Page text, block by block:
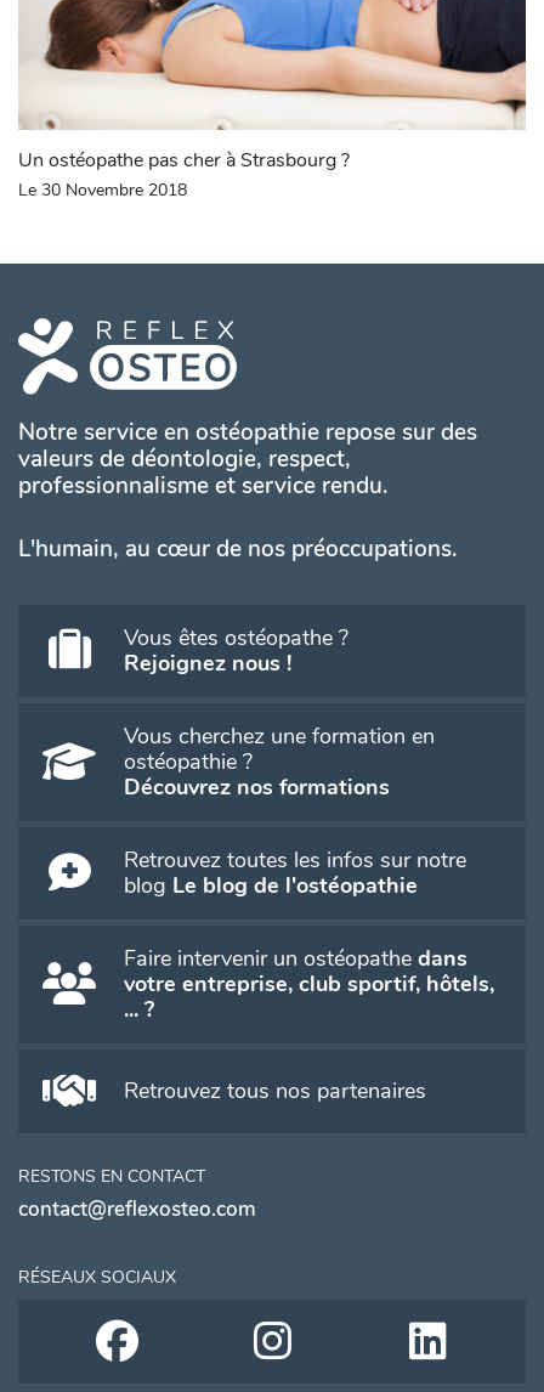
Un ostéopathe pas cher à Strasbourg ?
Le 30 Novembre 2018
Notre service en ostéopathie repose sur des
valeurs de déontologie, respect,
professionnalisme et service rendu.
L'humain, au cœur de nos préoccupations.
Vous êtes ostéopathe ?
Rejoignez nous !
Vous cherchez une formation en
ostéopathie ?
Découvrez nos formations
Retrouvez toutes les infos sur notre
blog Le blog de l'ostéopathie
Faire intervenir un ostéopathe dans
votre entreprise, club sportif, hôtels,
... ?
Retrouvez tous nos partenaires
RESTONS EN CONTACT
contact@reflexosteo.com
RÉSEAUX SOCIAUX